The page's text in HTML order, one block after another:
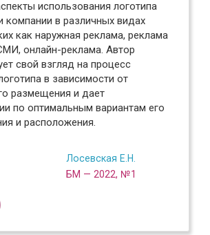
использования логотипа
компании в различных видах
как наружная реклама, реклама
онлайн-реклама. Автор
свой взгляд на процесс
в зависимости от
размещения и дает
по оптимальным вариантам его
и расположения.
Лосевская Е.Н.
БМ — 2022, №1